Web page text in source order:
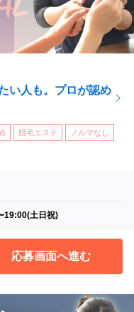
い人も。プロが認め
脱毛エステ ノルマなし
19:00(土日祝)
応募画面へ進む